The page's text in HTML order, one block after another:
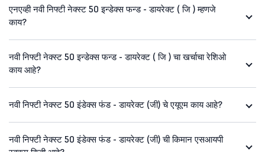
एनएव्ही नवी निफ्टी नेक्स्ट 50 इन्डेक्स फन्ड - डायरेक्ट ( जि ) म्हणजे
काय?
नवी निफ्टी नेक्स्ट 50 इन्डेक्स फन्ड - डायरेक्ट ( जि ) चा खर्चाचा रेशिओ
काय आहे?
नवी निफ्टी नेक्स्ट 50 इंडेक्स फंड - डायरेक्ट (जी) चे एयूएम काय आहे?
नवी निफ्टी नेक्स्ट 50 इंडेक्स फंड - डायरेक्ट (जी) ची किमान एसआयपी